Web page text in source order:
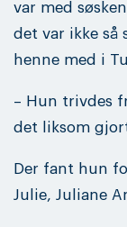
var med
det var ikke så
henne med i
– Hun trivdes
det liksom
Der fant hun
Julie, Juliane